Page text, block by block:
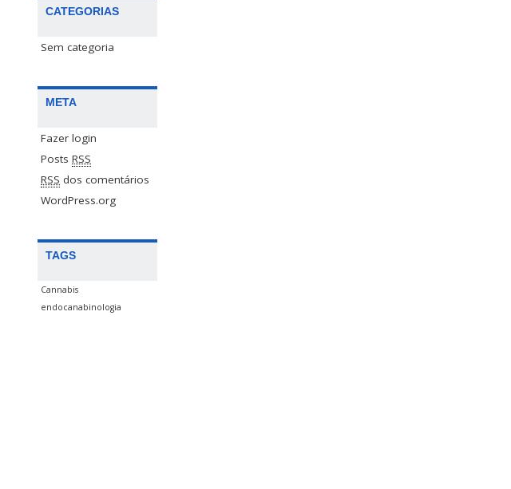
CATEGORIAS
Sem categoria
META
Fazer login
Posts RSS
RSS dos comentários
WordPress.org
TAGS
Cannabis
endocanabinologia